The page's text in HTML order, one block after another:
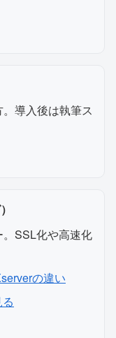
導入後は執筆ス
SSL化や高速化
の違い